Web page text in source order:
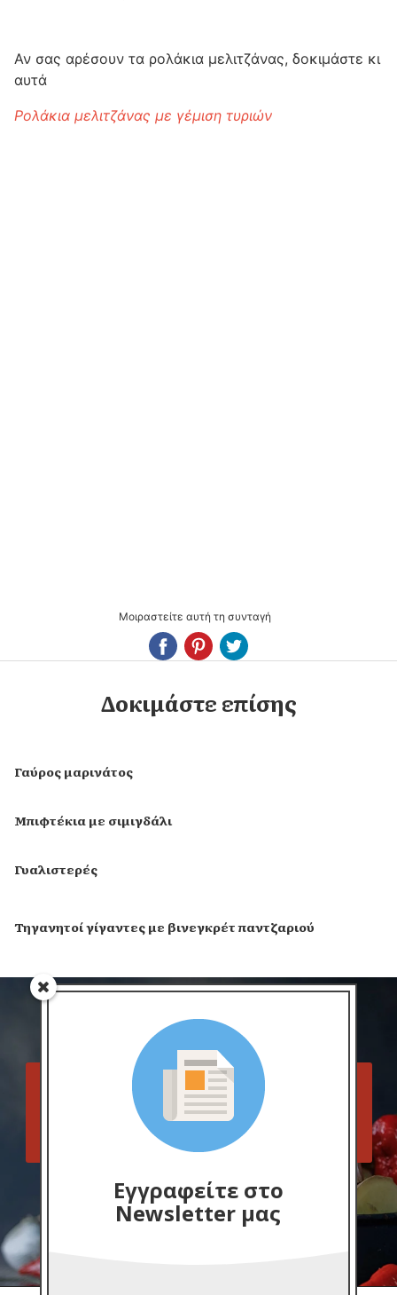
Αν σας αρέσουν τα ρολάκια μελιτζάνας, δοκιμάστε κι
αυτά
Ρολάκια μελιτζάνας με γέμιση τυριών
Μοιραστείτε αυτή τη συνταγή
Δοκιμάστε επίσης
Γαύρος μαρινάτος
Μπιφτέκια με σιμιγδάλι
Γυαλιστερές
Τηγανητοί γίγαντες με βινεγκρέτ παντζαριού
Ακολουθήστε το Cook Eat Up
στα μέσα δικτύωσης
Εγγραφείτε στο
Newsletter μας